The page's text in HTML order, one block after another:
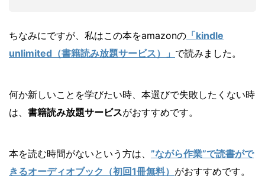
ちなみにですが、私はこの本をamazonの 「kindle
unlimited（書籍読み放題サービス）」 で読みました。
何か新しいことを学びたい時、本選びで失敗したくない時
は、 書籍読み放題サービスがおすすめです。
本を読む時間がないという方は、 ”ながら作業”で読書がで
きるオーディオブック（初回1冊無料） がおすすめです。